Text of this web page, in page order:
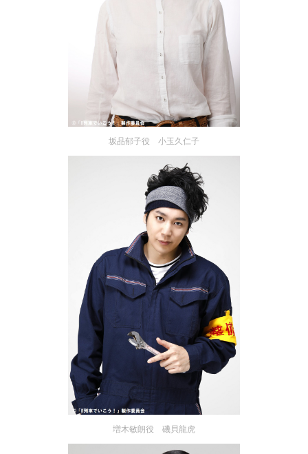
坂品郁子役 小玉久仁子
増木敏朗役 磯貝龍虎